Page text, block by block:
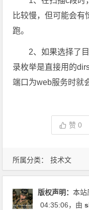
所属分类： 技术文
比较慢，但可能会有
跑。
2、如果选择了
录枚举是直接用的
端口为web服务时就
赞0
版权声明：本站
04:35:06，由